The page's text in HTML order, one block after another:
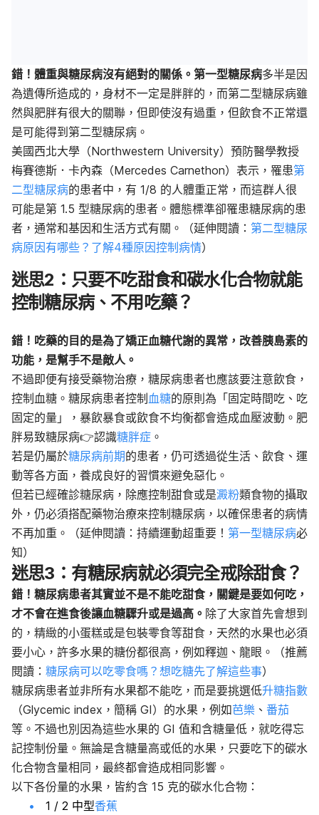
錯！體重與糖尿病沒有絕對的關係。第一型糖尿病多半是因
為遺傳所造成的，身材不一定是胖胖的，而第二型糖尿病雖
然與肥胖有很大的關聯，但即使沒有過重，但飲食不正常還
是可能得到第二型糖尿病。
美國西北大學（Northwestern University）預防醫學教授
梅賽德斯．卡內森（Mercedes Carnethon）表示， 罹患第
二型糖尿病的患者中，有 1/8 的人體重正常，而這群人很
可能是第 1.5 型糖尿病的患者。體態標準卻罹患糖尿病的患
者，通常和基因和生活方式有關。（延伸閱讀： 第二型糖尿
病原因有哪些？了解4種原因控制病情）
迷思2：只要不吃甜食和碳水化合物就能
控制糖尿病、不用吃藥？
錯！吃藥的目的是為了矯正血糖代謝的異常，改善胰島素的
功能，是幫手不是敵人。
不過即便有接受藥物治療 ，糖尿病患者也應該要注意飲食，
控制血糖。 糖尿病患者控制 血糖的原則為「固定時間吃、吃
固定的量」，暴飲暴食或飲食不均衡都會造成血壓波動。肥
胖易致糖尿病👉認識糖胖症 。
若是仍屬於糖尿病前期的患者，仍可透過從生活、飲食、運
動等各方面，養成良好的習慣來避免惡化。
但若已經確診糖尿病，除應控制甜食或是澱粉類食物的攝取
外，仍必須搭配藥物治療來控制糖尿病，以確保患者的病情
不再加重。
（延伸閱讀：持續運動超重要！ 第一型糖尿病必
知）
迷思3：有糖尿病就必須完全戒除甜食？
錯！糖尿病患者其實並不是不能吃甜食，關鍵是要如何吃，
才不會在進食後讓血糖驟升或是過高。 除了大家首先會想到
的，精緻的小蛋糕或是包裝零食等甜食，天然的水果也必須
要小心，許多水果的糖份都很高，例如釋迦、龍眼。（推薦
閱讀： 糖尿病可以吃零食嗎？想吃糖先了解這些事）
糖尿病患者並非所有水果都不能吃，而是要挑選低升糖指數
（Glycemic index，簡稱 GI）的水果，例如芭樂 、 番茄
等。不過也別因為這些水果的 GI 值和含糖量低，就吃得忘
記控制份量。無論是含糖量高或低的水果，只要吃下的碳水
化合物含量相同，最終都會造成相同影響。
以下各份量的水果，皆約含 15 克的碳水化合物：
1 / 2 中型香蕉